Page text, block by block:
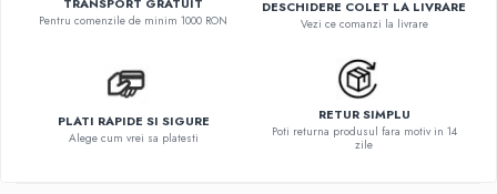
Pentru comenzile de minim 1000 RON
DESCHIDERE COLET LA LIVRARE
Vezi ce comanzi la livrare
PLATI RAPIDE SI SIGURE
Alege cum vrei sa platesti
RETUR SIMPLU
Poti returna produsul fara motiv in 14
zile